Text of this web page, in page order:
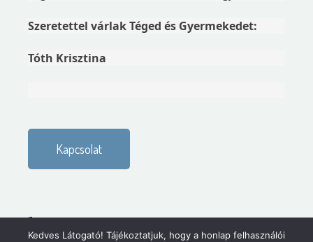
Szeretettel várlak Téged és Gyermekedet:
Tóth Krisztina
Kapcsolat
+36 30 343-2398
Kedves Látogató! Tájékoztatjuk, hogy a honlap felhasználói